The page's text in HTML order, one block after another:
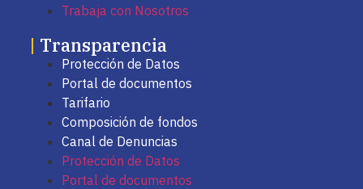
Trabaja con Nosotros
| Transparencia
Protección de Datos
Portal de documentos
Tarifario
Composición de fondos
Canal de Denuncias
Protección de Datos
Portal de documentos